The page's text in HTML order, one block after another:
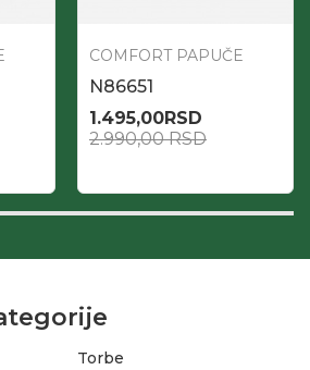
COMFORT PAPUČE
N86651
1.495,00RSD
2.990,00RSD
Torbe